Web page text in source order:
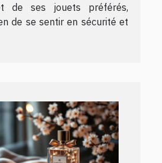
de ses jouets préférés,
de se sentir en sécurité et